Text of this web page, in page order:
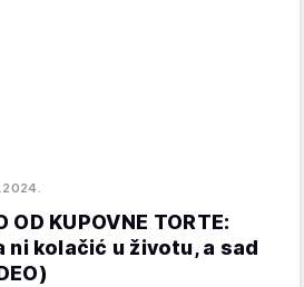
OD KUPOVNE TORTE:
ni kolačić u životu, a sad